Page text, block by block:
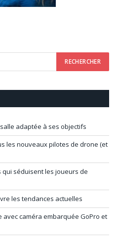
adaptée à ses objectifs
les nouveaux pilotes de drone (et
séduisent les joueurs de
les tendances actuelles
caméra embarquée GoPro et